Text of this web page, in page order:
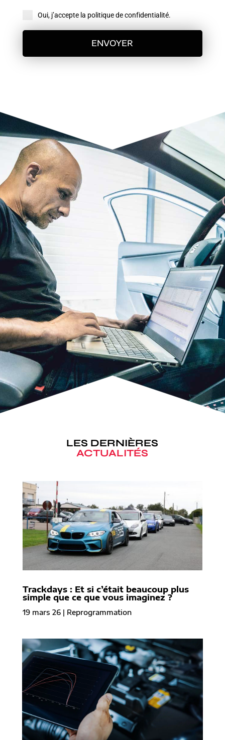
Oui, j’accepte la politique de confidentialité.
ENVOYER
LES DERNIÈRES
ACTUALITÉS
Trackdays : Et si c’était beaucoup plus
simple que ce que vous imaginez ?
19 mars 26| Reprogrammation